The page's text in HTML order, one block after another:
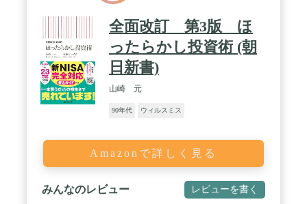
全面改訂 第3版 ほ
ったらかし投資術 (朝
日新書)
山崎 元
90年代 ウィルスミス
Amazonで詳しく見る
みんなのレビュー レビューを書く